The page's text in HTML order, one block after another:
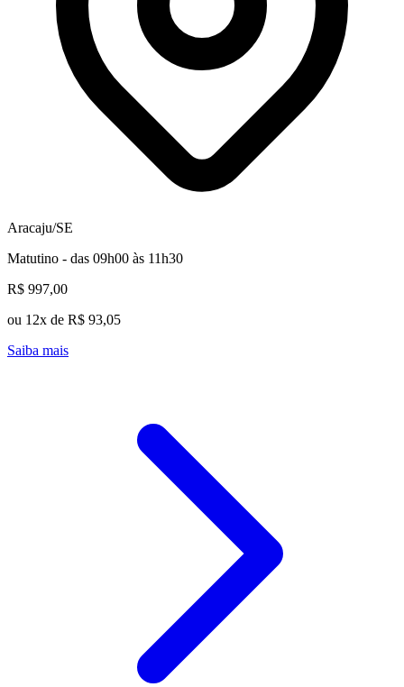
Aracaju/SE
Matutino - das 09h00 às 11h30
R$ 997,00
ou 12x de R$ 93,05
Saiba mais